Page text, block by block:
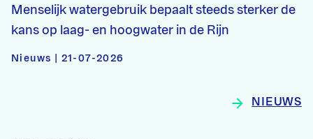
Menselijk watergebruik bepaalt steeds sterker de
kans op laag- en hoogwater in de Rijn
Nieuws | 21-07-2026
NIEUWS